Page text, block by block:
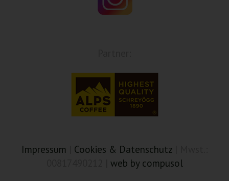
Impressum Cookies & Datenschutz| Mwst.:
web by compusol